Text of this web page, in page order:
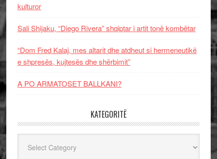
kulturor
Sali Shijaku, “Diego Rivera” shqiptar i artit tonë kombëtar
“Dom Fred Kalaj, mes altarit dhe atdheut si hermeneutikë
e shpresës, kujtesës dhe shërbimit”
A PO ARMATOSET BALLKANI?
KATEGORITË